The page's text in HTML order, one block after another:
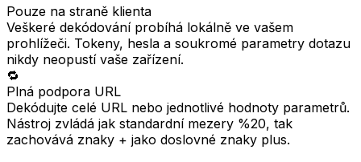
Pouze na straně klienta
Veškeré dekódování probíhá lokálně ve vašem
prohlížeči. Tokeny, hesla a soukromé parametry dotazu
nikdy neopustí vaše zařízení.
🔁
Plná podpora URL
Dekódujte celé URL nebo jednotlivé hodnoty parametrů.
Nástroj zvládá jak standardní mezery %20, tak
zachovává znaky + jako doslovné znaky plus.